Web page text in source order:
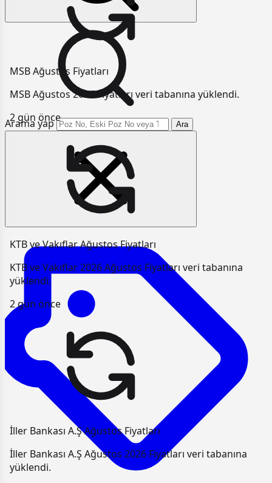
Arama yap Ara
MSB Ağustos Fiyatları
MSB Ağustos 2026 Fiyatları veri tabanına yüklendi.
2 gün önce
KTB ve Vakıflar Ağustos Fiyatları
KTB ve Vakıflar 2026 Ağustos Fiyatları veri tabanına
yüklendi.
2 gün önce
İller Bankası A.Ş Ağustos Fiyatları
İller Bankası A.Ş Ağustos 2026 Fiyatları veri tabanına
yüklendi.